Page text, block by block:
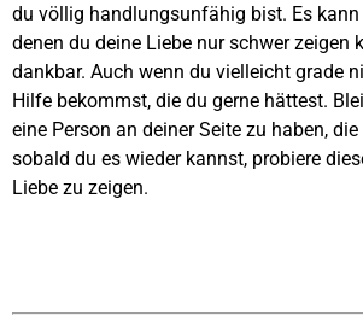
du völlig handlungsunfähig bist. Es kann
denen du deine Liebe nur schwer zeigen
dankbar. Auch wenn du vielleicht grade
Hilfe bekommst, die du gerne hättest.
eine Person an deiner Seite zu haben,
sobald du es wieder kannst, probiere
Liebe zu zeigen.